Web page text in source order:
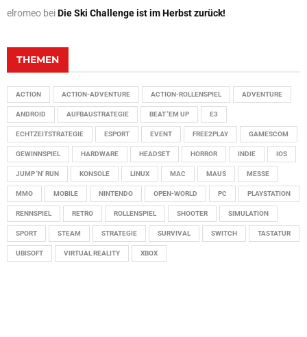
elromeo beiDie Ski Challenge ist im Herbst zurück!
THEMEN
ACTION ACTION-ADVENTURE ACTION-ROLLENSPIEL ADVENTURE
ANDROID AUFBAUSTRATEGIE BEAT 'EM UP E3
ECHTZEITSTRATEGIE ESPORT EVENT FREE2PLAY GAMESCOM
GEWINNSPIEL HARDWARE HEADSET HORROR INDIE IOS
JUMP 'N' RUN KONSOLE LINUX MAC MAUS MESSE
MMO MOBILE NINTENDO OPEN-WORLD PC PLAYSTATION
RENNSPIEL RETRO ROLLENSPIEL SHOOTER SIMULATION
SPORT STEAM STRATEGIE SURVIVAL SWITCH TASTATUR
UBISOFT VIRTUAL REALITY XBOX